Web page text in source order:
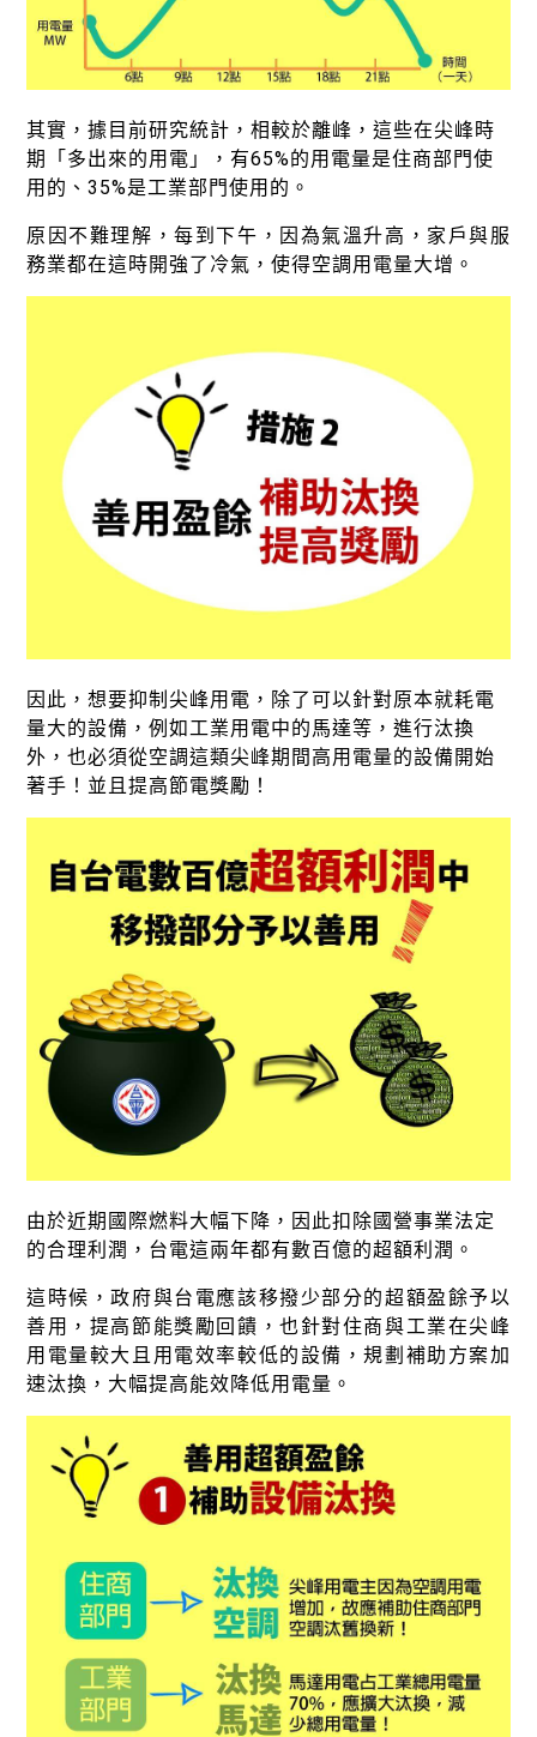
其實，據目前研究統計，相較於離峰，這些在尖峰時
期「多出來的用電」，有65%的用電量是住商部門使
用的、35%是工業部門使用的。
原因不難理解，每到下午，因為氣溫升高，家戶與服
務業都在這時開強了冷氣，使得空調用電量大增。
因此，想要抑制尖峰用電，除了可以針對原本就耗電
量大的設備，例如工業用電中的馬達等，進行汰換
外，也必須從空調這類尖峰期間高用電量的設備開始
著手！並且提高節電獎勵！
由於近期國際燃料大幅下降，因此扣除國營事業法定
的合理利潤，台電這兩年都有數百億的超額利潤。
這時候，政府與台電應該移撥少部分的超額盈餘予以
善用，提高節能獎勵回饋，也針對住商與工業在尖峰
用電量較大且用電效率較低的設備，規劃補助方案加
速汰換，大幅提高能效降低用電量。